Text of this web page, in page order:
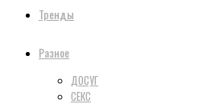
Тренды
Разное
ДОСУГ
СЕКС